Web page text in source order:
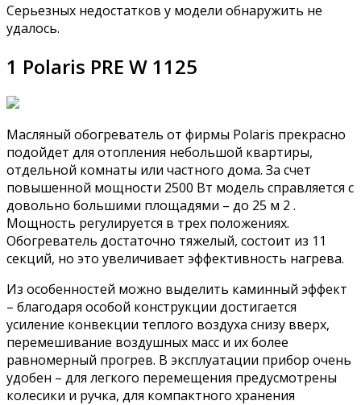
Серьезных недостатков у модели обнаружить не
удалось.
1 Polaris PRE W 1125
Масляный обогреватель от фирмы Polaris прекрасно
подойдет для отопления небольшой квартиры,
отдельной комнаты или частного дома. За счет
повышенной мощности 2500 Вт модель справляется с
довольно большими площадями – до 25 м 2 .
Мощность регулируется в трех положениях.
Обогреватель достаточно тяжелый, состоит из 11
секций, но это увеличивает эффективность нагрева.
Из особенностей можно выделить каминный эффект
– благодаря особой конструкции достигается
усиление конвекции теплого воздуха снизу вверх,
перемешивание воздушных масс и их более
равномерный прогрев. В эксплуатации прибор очень
удобен – для легкого перемещения предусмотрены
колесики и ручка, для компактного хранения